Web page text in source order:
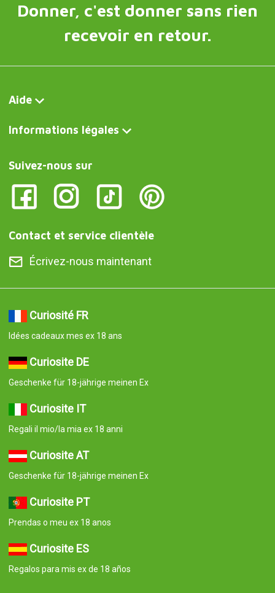
Donner, c'est donner sans rien
recevoir en retour.
Aide
Informations légales
Suivez-nous sur
Contact et service clientèle
Écrivez-nous maintenant
Curiosité FR
Idées cadeaux mes ex 18 ans
Curiosite DE
Geschenke für 18-jährige meinen Ex
Curiosite IT
Regali il mio/la mia ex 18 anni
Curiosite AT
Geschenke für 18-jährige meinen Ex
Curiosite PT
Prendas o meu ex 18 anos
Curiosite ES
Regalos para mis ex de 18 años